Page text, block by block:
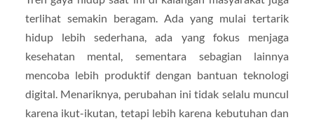
terlihat semakin beragam. Ada yang mulai tertarik
hidup lebih sederhana, ada yang fokus menjaga
kesehatan mental, sementara sebagian lainnya
mencoba lebih produktif dengan bantuan teknologi
digital. Menariknya, perubahan ini tidak selalu muncul
karena ikut-ikutan, tetapi lebih karena kebutuhan dan